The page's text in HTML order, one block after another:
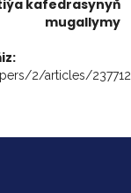
kafedrasynyň
mugallymy
2/articles/237712